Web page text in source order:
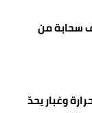
سحابة من
وغبار يحدّ